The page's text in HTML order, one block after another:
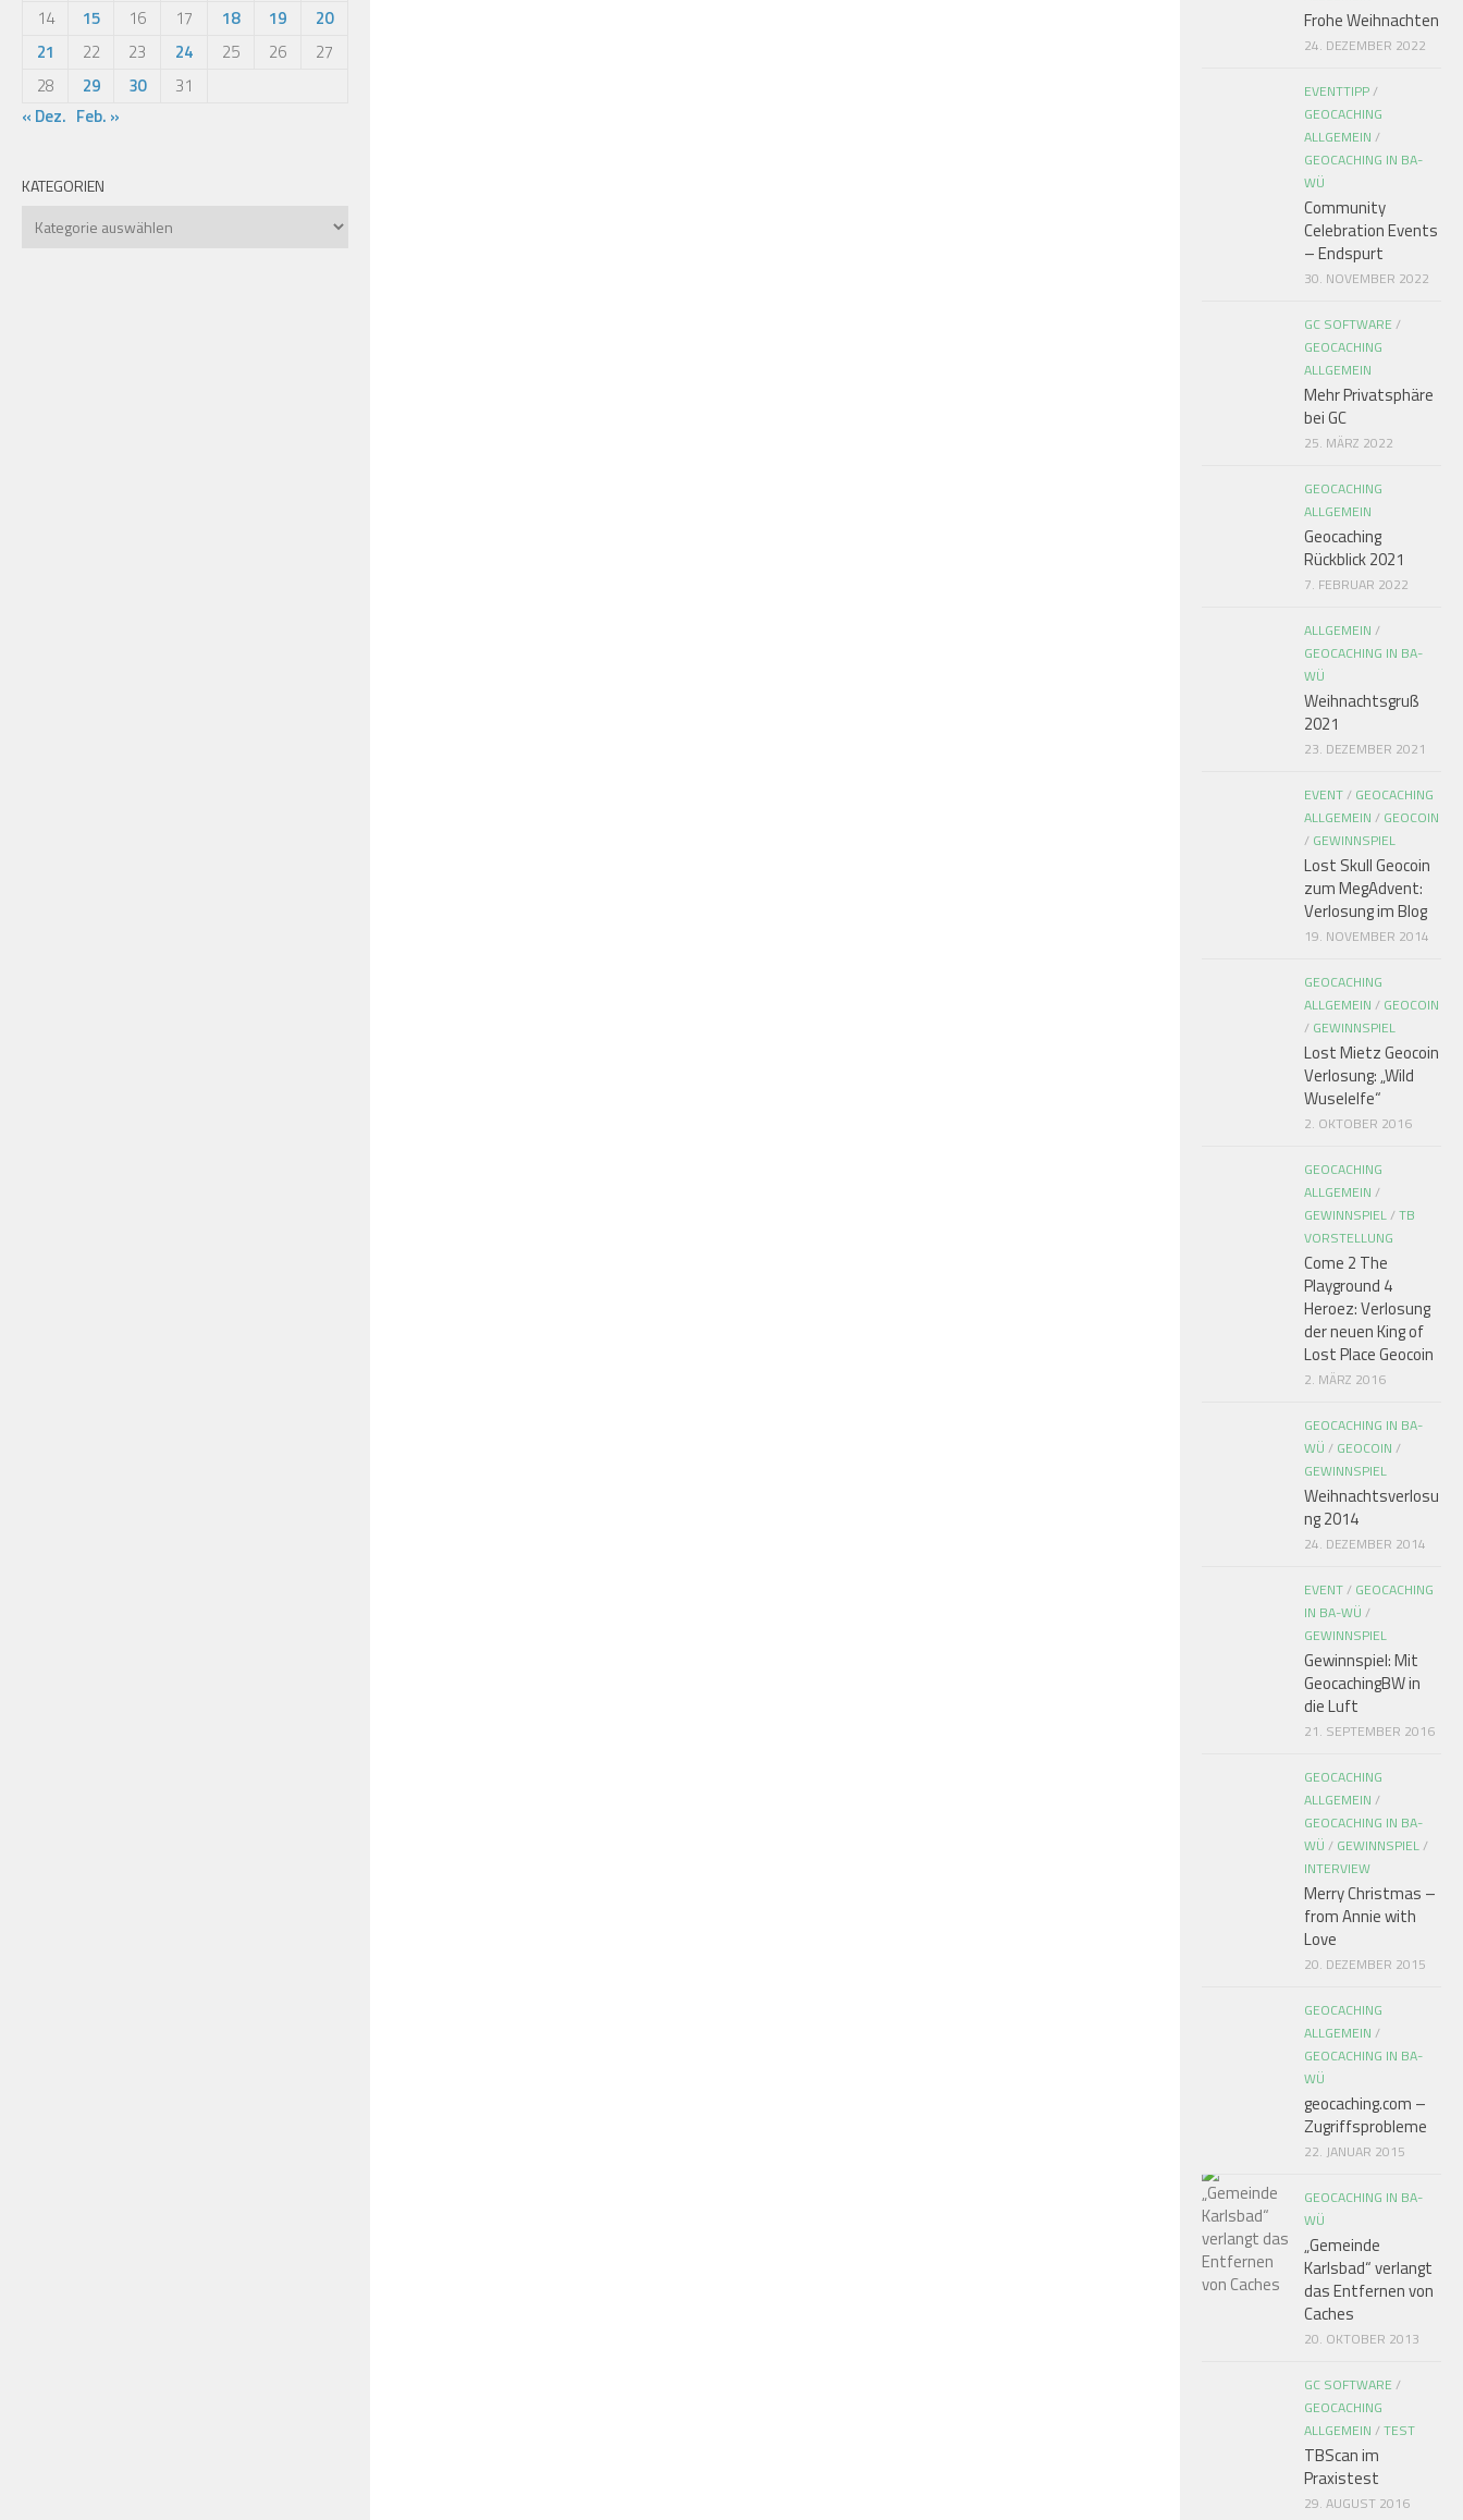
14
15 16 17 18 19
20
21
22 23 24 25 26
27
28
29 30
31
« Dez. Feb. »
KATEGORIEN
Kategorien
Frohe Weihnachten
24. DEZEMBER 2022
EVENTTIPP/
GEOCACHING
ALLGEMEIN /
GEOCACHING IN BA-
WÜ
Community
Celebration Events
– Endspurt
30. NOVEMBER 2022
GC SOFTWARE /
GEOCACHING
ALLGEMEIN
Mehr Privatsphäre
bei GC
25. MÄRZ 2022
GEOCACHING
ALLGEMEIN
Geocaching
Rückblick 2021
7. FEBRUAR 2022
ALLGEMEIN /
GEOCACHING IN BA-
WÜ
Weihnachtsgruß
2021
23. DEZEMBER 2021
EVENT/ GEOCACHING
ALLGEMEIN / GEOCOIN
/ GEWINNSPIEL
Lost Skull Geocoin
zum MegAdvent:
Verlosung im Blog
19. NOVEMBER 2014
GEOCACHING
ALLGEMEIN / GEOCOIN
/ GEWINNSPIEL
Lost Mietz Geocoin
Verlosung: „Wild
Wuselelfe“
2. OKTOBER 2016
GEOCACHING
ALLGEMEIN /
GEWINNSPIEL/TB
VORSTELLUNG
Come 2 The
Playground 4
Heroez: Verlosung
der neuen King of
Lost Place Geocoin
2. MÄRZ 2016
GEOCACHING IN BA-
WÜ / GEOCOIN /
GEWINNSPIEL
Weihnachtsverlosu
ng 2014
24. DEZEMBER 2014
EVENT/ GEOCACHING
IN BA-WÜ /
GEWINNSPIEL
Gewinnspiel: Mit
GeocachingBW in
die Luft
21. SEPTEMBER 2016
GEOCACHING
ALLGEMEIN /
GEOCACHING IN BA-
WÜ / GEWINNSPIEL/
INTERVIEW
Merry Christmas –
from Annie with
Love
20. DEZEMBER 2015
GEOCACHING
ALLGEMEIN /
GEOCACHING IN BA-
WÜ
geocaching.com –
Zugriffsprobleme
22. JANUAR 2015
GEOCACHING IN BA-
WÜ
„Gemeinde
Karlsbad“ verlangt
das Entfernen von
Caches
20. OKTOBER 2013
GC SOFTWARE /
GEOCACHING
ALLGEMEIN /TEST
TBScan im
Praxistest
29. AUGUST 2016